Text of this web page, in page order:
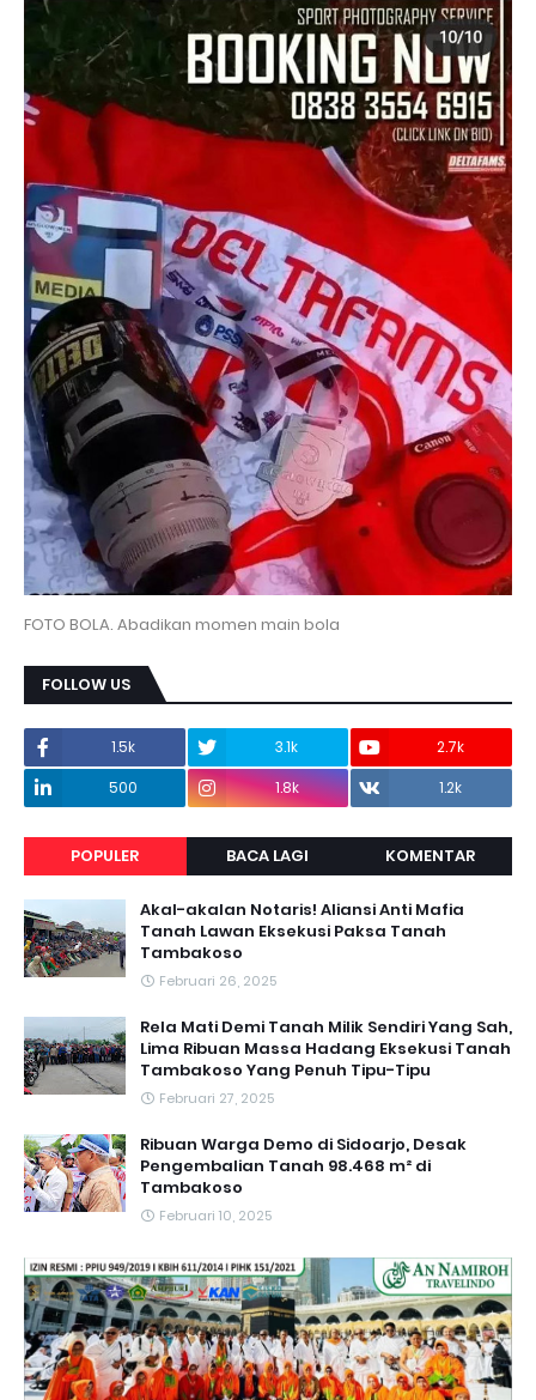
FOTO BOLA. Abadikan momen main bola
FOLLOW US
1.5k 3.1k
2.7k
500
1.8k 1.2k
POPULER BACA LAGI KOMENTAR
Akal-akalan Notaris! Aliansi Anti Mafia
Tanah Lawan Eksekusi Paksa Tanah
Tambakoso
Februari 26, 2025
Rela Mati Demi Tanah Milik Sendiri Yang Sah,
Lima Ribuan Massa Hadang Eksekusi Tanah
Tambakoso Yang Penuh Tipu-Tipu
Februari 27, 2025
Ribuan Warga Demo di Sidoarjo, Desak
Pengembalian Tanah 98.468 m² di
Tambakoso
Februari 10, 2025